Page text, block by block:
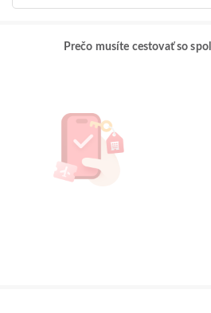
Prečo musíte cestovať so